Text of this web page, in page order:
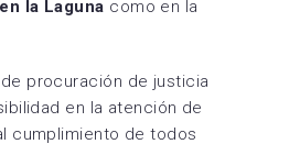
la Laguna como en la
procuración de justicia
en la atención de
cumplimiento de todos